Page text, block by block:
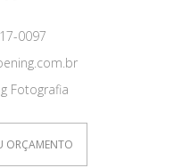
0097
Fotografia
ORÇAMENTO